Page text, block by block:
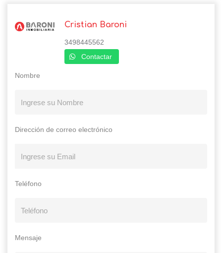
Cristian Baroni
3498445562
Contactar
Nombre
Dirección de correo electrónico
Teléfono
Mensaje